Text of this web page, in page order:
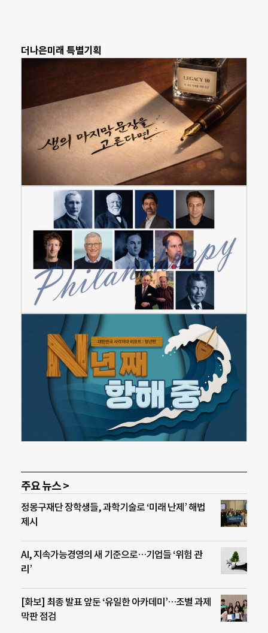
더나은미래 특별기획
주요 뉴스 >
정몽구재단 장학생들, 과학기술로 ‘미래 난제’ 해법
제시
AI, 지속가능경영의 새 기준으로…기업들 ‘위험 관
리’
[화보] 최종 발표 앞둔 ‘유일한 아카데미’…조별 과제
막판 점검